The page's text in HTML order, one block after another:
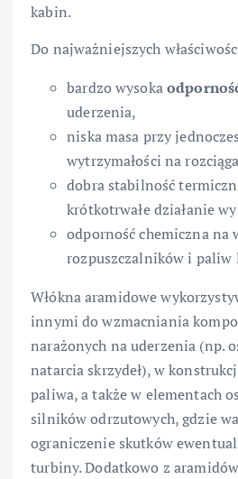
kabin.
Do najważniejszych
bardzo wysoka
uderzenia,
niska masa przy
wytrzymałości na
dobra stabilność
krótkotrwałe działanie
odporność chemiczna na
rozpuszczalników i paliw
Włókna aramidowe
innymi do wzmacniania
narażonych na uderzenia (np.
natarcia skrzydeł), w
paliwa, a także w elementach
silników odrzutowych, gdzie
ograniczenie skutków
turbiny. Dodatkowo z